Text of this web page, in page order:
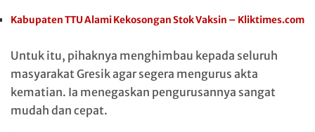
Kabupaten TTU Alami Kekosongan Stok Vaksin – Kliktimes.com
Untuk itu, pihaknya menghimbau kepada seluruh
masyarakat Gresik agar segera mengurus akta
kematian. Ia menegaskan pengurusannya sangat
mudah dan cepat.